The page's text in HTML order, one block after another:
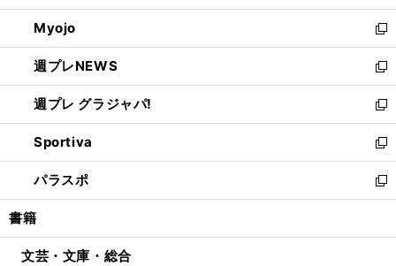
開
く
ウ
で
開
く
ン
ド
ウ
で
開
く
ウ
ィ
ン
ド
ウ
で
開
く
Myojo
新
し
い
ウ
ィ
ン
ド
ウ
で
開
週プレNEWS
新
し
い
ウ
ィ
ン
ド
ウ
開
週プレ グラジャパ!
新
し
い
ウ
ィ
ン
ウ
Sportiva
新
し
い
ウ
ン
パラスポ
新
し
ウ
書籍
文芸・文庫・総合